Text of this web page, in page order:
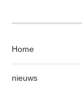
Home
nieuws